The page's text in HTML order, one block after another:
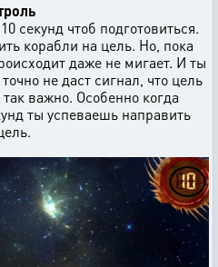
секунд чтоб подготовиться.
корабли на цель. Но, пока
даже не мигает. И ты
не даст сигнал, что цель
важно. Особенно когда
ты успеваешь направить